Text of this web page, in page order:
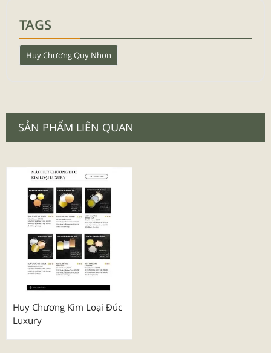
TAGS
Huy Chương Quy Nhơn
SẢN PHẨM LIÊN QUAN
Huy Chương Kim Loại Đúc
Luxury